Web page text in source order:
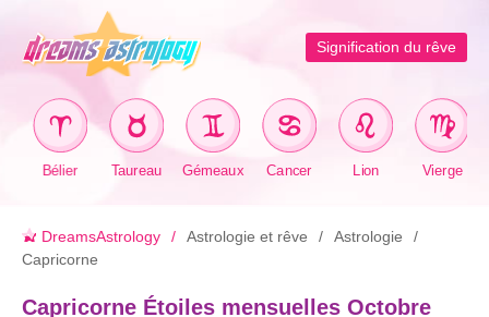
Signification du rêve
Bélier Taureau Gémeaux Cancer Lion Vierge
DreamsAstrology Astrologie et rêve
Astrologie
Capricorne
Capricorne Étoiles mensuelles Octobre